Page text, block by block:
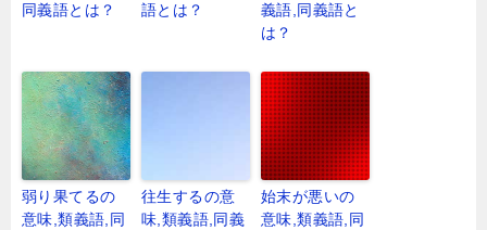
同義語とは？
語とは？
義語,同義語と
は？
弱り果てるの
意味,類義語,同
往生するの意
味,類義語,同義
始末が悪いの
意味,類義語,同